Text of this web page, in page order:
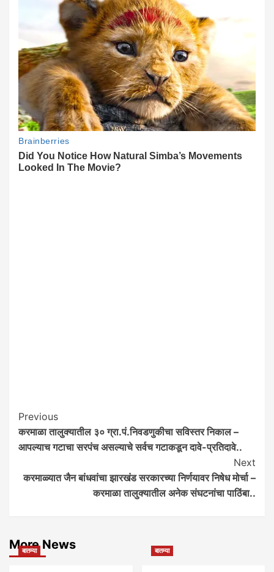
Post
Navigation
Previous
करमाळा तालुक्यातील ३० ग्रा.पं.निवडणुकीचा सविस्तर निकाल –
आपल्याच गटाचा सरपंच असल्याचे सर्वच गटाकडून दावे-प्रतिदावे..
Next
करमाळ्यात जैन बांधवांचा झारखंड सरकारच्या निर्णयावर निषेध मोर्चा –
करमाळा तालुक्यातील अनेक संघटनांचा पाठिंबा..
More News
बातम्या बातम्या